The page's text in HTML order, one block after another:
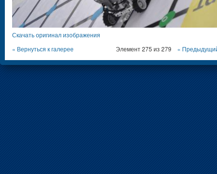
Скачать оригинал изображения
« Вернуться к галерее
Элемент 275 из 279 «